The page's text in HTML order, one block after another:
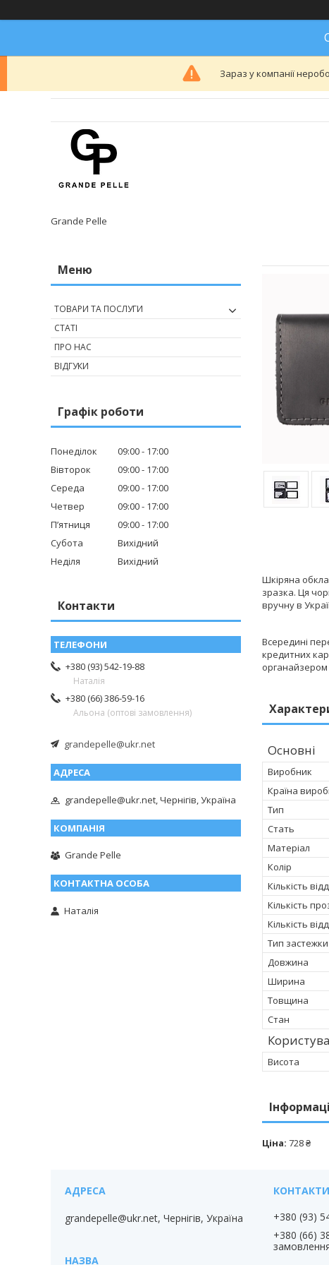
Зараз у компанії
Grande Pelle
Шкіряна
зразка. Ця
вручну в
Всередині
кредитних
органайзером
Основні
Виробник
Країна
Тип
Стать
Матеріал
Колір
Кількість
Кількість
Кількість
Тип застежки
Довжина
Ширина
Товщина
Стан
Висота
Ціна: 728 ₴
ТОВАРИ ТА ПОСЛУГИ
СТАТІ
ПРО НАС
ВІДГУКИ
Графік роботи
Понеділок 09:00
17:00
Вівторок
09:00
17:00
Середа
09:00
17:00
Четвер
09:00
17:00
Пʼятниця
09:00
17:00
Субота
Вихідний
Неділя
Вихідний
Контакти
+380 (93) 542-19-88
Наталія
+380 (66) 386-59-16
Альона (оптові замовлення)
grandepelle@ukr.net
grandepelle@ukr.net, Чернігів, Україна
Grande Pelle
Наталія
grandepelle@ukr.net, Чернігів, Україна +380 (93)
+380 (66)